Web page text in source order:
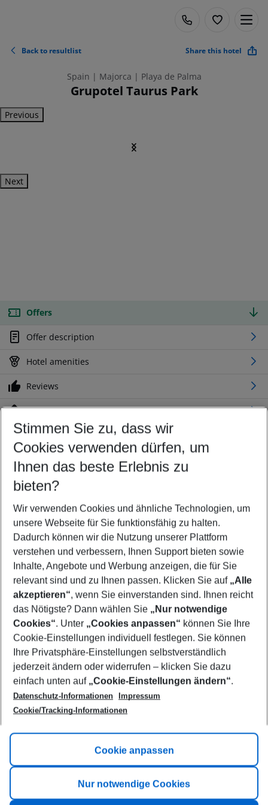
Back to resultlist Share this hotel
Spain | Majorca | Playa de Palma
Grupotel Taurus Park
Previous
Next
Offers
Offer description
Hotel amenities
Reviews
Location
Customize your offer
Find the perfect deal which suits your best
Your departure airport
Any airport
Select your date range
09/08/26–07/08/27 5-8 nights
Who will travel
2 adults No children
Show more filter
Footer
Footer navigation
Title A
Link A
Stimmen Sie zu, dass wir
Cookies verwenden dürfen, um
Ihnen das beste Erlebnis zu
bieten?
Wir verwenden Cookies und ähnliche Technologien, um
unsere Webseite für Sie funktionsfähig zu halten.
Dadurch können wir die Nutzung unserer Plattform
verstehen und verbessern, Ihnen Support bieten sowie
Inhalte, Angebote und Werbung anzeigen, die für Sie
relevant sind und zu Ihnen passen. Klicken Sie auf „Alle
akzeptieren“, wenn Sie einverstanden sind. Ihnen reicht
das Nötigste? Dann wählen Sie „Nur notwendige
Cookies“. Unter „Cookies anpassen“ können Sie Ihre
Cookie-Einstellungen individuell festlegen. Sie können
Ihre Privatsphäre-Einstellungen selbstverständlich
jederzeit ändern oder widerrufen – klicken Sie dazu
einfach unten auf „Cookie-Einstellungen ändern“.
Datenschutz-Informationen
Impressum
Cookie/Tracking-Informationen
Cookie anpassen
Nur notwendige Cookies